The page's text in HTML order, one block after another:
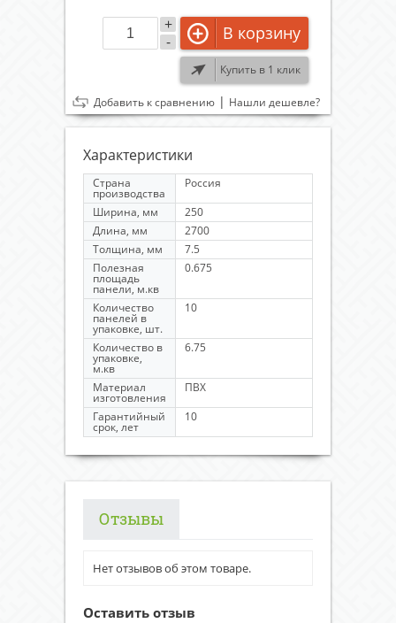
-
+ В корзину
Купить в 1 клик
Добавить к сравнению | Нашли дешевле?
Характеристики
Страна
производства
Россия
Ширина, мм
250
Длина, мм
2700
Толщина, мм
7.5
Полезная
площадь
панели, м.кв
0.675
Количество
панелей в
упаковке, шт.
10
Количество в
упаковке,
м.кв
6.75
Материал
изготовления
ПВХ
Гарантийный
срок, лет
10
Отзывы
Нет отзывов об этом товаре.
Оставить отзыв